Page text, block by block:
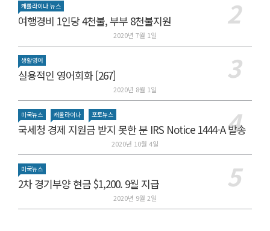
캐롤라이나 뉴스
여행경비 1인당 4천불, 부부 8천불지원
2020년 7월 1일
생활영어
실용적인 영어회화 [267]
2020년 8월 1일
미국뉴스 캐롤라이나 포토뉴스
국세청 경제 지원금 받지 못한 분 IRS Notice 1444-A 발송
2020년 10월 4일
미국뉴스
2차 경기부양 현금 $1,200. 9월 지급
2020년 9월 2일